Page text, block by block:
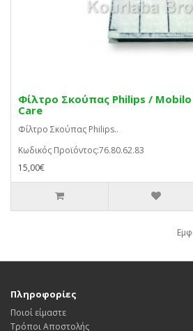
Φίλτρο Σκούπας Philips / Mobilo
Care
Φίλτρο Σκούπας Philips..
Κωδικός Προϊόντος:76.80.62.83
15,00€
Πληροφορίες
Ποιοί είμαστε
Τρόποι Αποστολής